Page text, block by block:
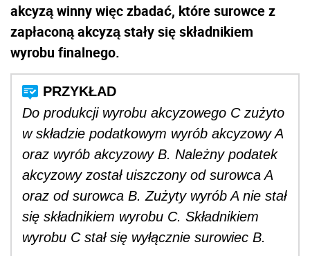
akcyzą winny więc zbadać, które surowce z
zapłaconą akcyzą stały się składnikiem
wyrobu finalnego.
Do produkcji wyrobu akcyzowego C zużyto
w składzie podatkowym wyrób akcyzowy A
oraz wyrób akcyzowy B. Należny podatek
akcyzowy został uiszczony od surowca A
oraz od surowca B. Zużyty wyrób A nie stał
się składnikiem wyrobu C. Składnikiem
wyrobu C stał się wyłącznie surowiec B.